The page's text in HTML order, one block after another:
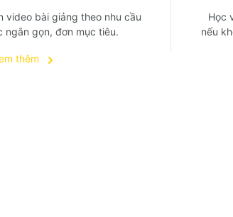
video bài giảng theo nhu cầu
ngắn gọn, đơn mục tiêu.
thêm
Học
nếu